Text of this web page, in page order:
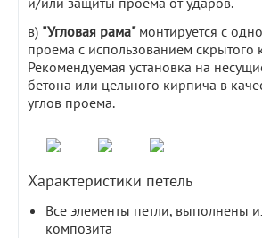
в) "Угловая рама"монтируется с
проема с использованием скрытого
Рекомендуемая установка на
бетона или цельного кирпича в
углов проема.
Характеристики петель
Все элементы петли, выполнены
композита